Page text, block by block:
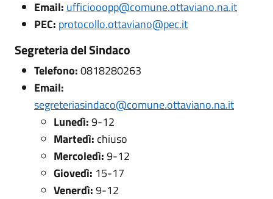
Email: ufficiooopp@comune.ottaviano.na.it
PEC: protocollo.ottaviano@pec.it
Segreteria del Sindaco
Telefono:0818280263
Email:
segreteriasindaco@comune.ottaviano.na.it
Lunedì:9-12
Martedì: chiuso
Mercoledì:9-12
Giovedì: 15-17
Venerdì:9-12